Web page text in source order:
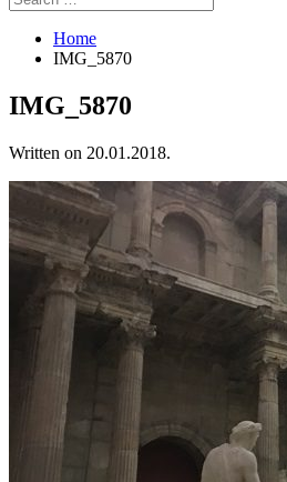
Home
IMG_5870
IMG_5870
Written on 20.01.2018.